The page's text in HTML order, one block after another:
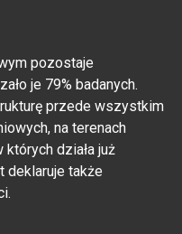
pozostaje
je 79% badanych.
przede wszystkim
na terenach
których działa już
deklaruje także